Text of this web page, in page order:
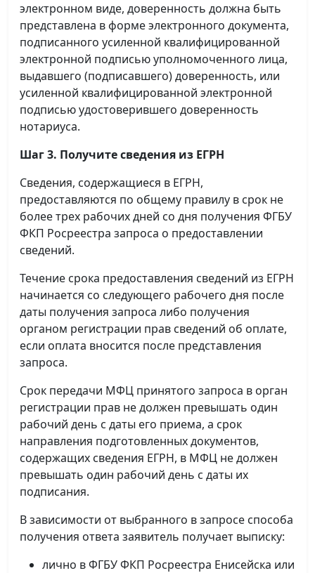
электронном виде, доверенность должна быть
представлена в форме электронного документа,
подписанного усиленной квалифицированной
электронной подписью уполномоченного лица,
выдавшего (подписавшего) доверенность, или
усиленной квалифицированной электронной
подписью удостоверившего доверенность
нотариуса.
Шаг 3. Получите сведения из ЕГРН
Сведения, содержащиеся в ЕГРН,
предоставляются по общему правилу в срок не
более трех рабочих дней со дня получения ФГБУ
ФКП Росреестра запроса о предоставлении
сведений.
Течение срока предоставления сведений из ЕГРН
начинается со следующего рабочего дня после
даты получения запроса либо получения
органом регистрации прав сведений об оплате,
если оплата вносится после представления
запроса.
Срок передачи МФЦ принятого запроса в орган
регистрации прав не должен превышать один
рабочий день с даты его приема, а срок
направления подготовленных документов,
содержащих сведения ЕГРН, в МФЦ не должен
превышать один рабочий день с даты их
подписания.
В зависимости от выбранного в запросе способа
получения ответа заявитель получает выписку:
лично в ФГБУ ФКП Росреестра Енисейска или